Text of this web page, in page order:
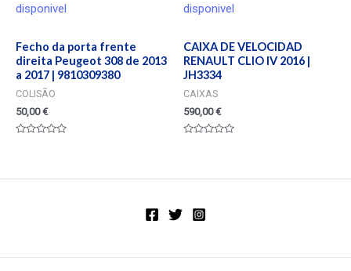
disponivel
Fecho da porta frente
direita Peugeot 308 de 2013
a 2017 | 9810309380
COLISÃO
50,00€
5
disponivel
CAIXA DE VELOCIDAD
RENAULT CLIO IV 2016 |
JH3334
CAIXAS
590,00€
5